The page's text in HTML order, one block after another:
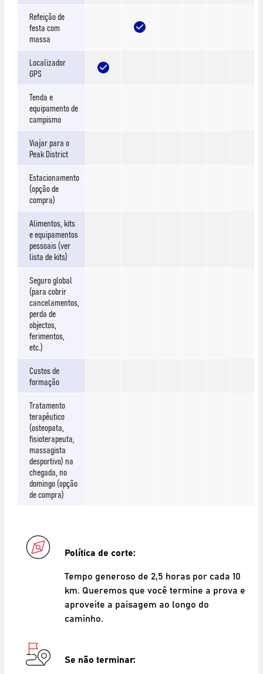
Refeição de
festa com
massa
Localizador
GPS
Tenda e
equipamento de
campismo
Viajar para o
Peak District
Estacionamento
(opção de
compra)
Alimentos, kits
e equipamentos
pessoais (ver
lista de kits)
Seguro global
(para cobrir
cancelamentos,
perda de
objectos,
ferimentos,
etc.)
Custos de
formação
Tratamento
terapêutico
(osteopata,
fisioterapeuta,
massagista
desportivo) na
chegada, no
domingo (opção
de compra)
Política de corte:
Tempo generoso de 2,5 horas por cada 10
km. Queremos que você termine a prova e
aproveite a paisagem ao longo do
caminho.
Se não terminar: